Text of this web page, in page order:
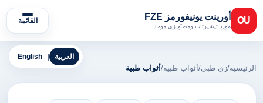
OU أورينت يونيفورمز FZE
مورد تيشيرتات ومصنّع زي موحد
القائمة
English العربية
الرئيسية/زي طبي/أثواب طبية/أثواب طبية